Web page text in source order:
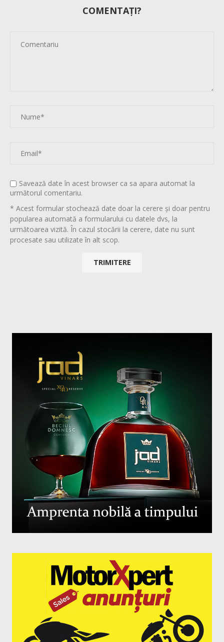
COMENTAȚI?
Savează date în acest browser ca sa apara automat la
următorul comentariu.
* Acest formular stochează date doar la cerere și doar pentru
popularea automată a formularului cu datele dvs, la
următoarea vizită. În cazul stocării la cerere, date nu sunt
procesate sau utilizate în alt scop.